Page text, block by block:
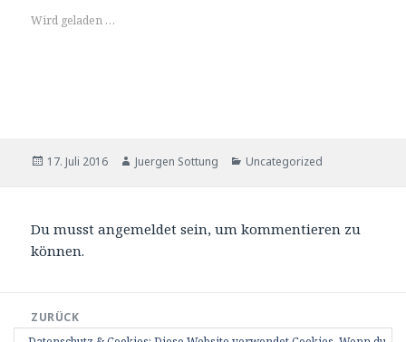
Wird geladen …
Veröffentlicht
17. Juli 2016 Autor
Juergen Sottung Kategorien
Uncategorized
Du musstangemeldet sein, um kommentieren zu
können.
Navigation
ZURÜCK
Vorheriger
Tag 2 – erster Streckenflug